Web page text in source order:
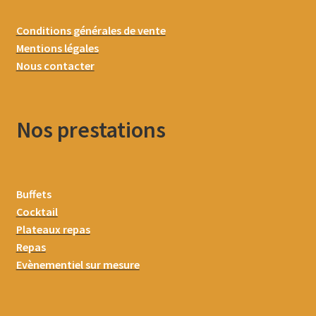
Conditions générales de vente
Mentions légales
Nous contacter
Nos prestations
Buffets
Cocktail
Plateaux repas
Repas
Evènementiel sur mesure